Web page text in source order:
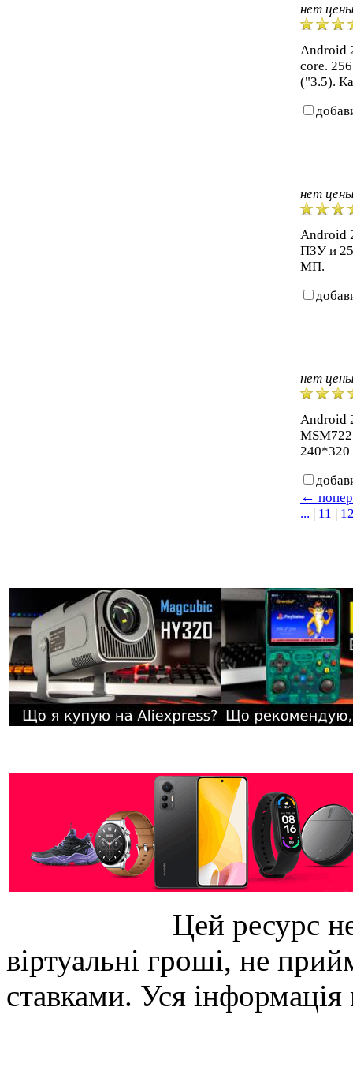
нет
Android
core.
("3.5).
нет
Android
ПЗУ и
МП.
нет
Android
←
... | 11 |
Цей ресурс
віртуальні гроші, не
ставками. Уся